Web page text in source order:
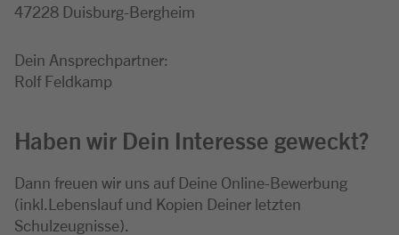
47228 Duisburg-Bergheim
Dein Ansprechpartner:
Rolf Feldkamp
Haben wir Dein Interesse geweckt?
Dann freuen wir uns auf Deine Online-Bewerbung
(inkl.Lebenslauf und Kopien Deiner letzten
Schulzeugnisse).